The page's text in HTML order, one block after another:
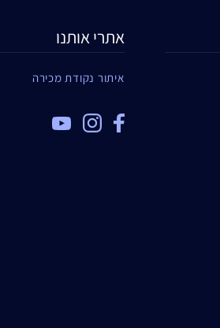
אתרי אותנו
איתור נקודת מכירה